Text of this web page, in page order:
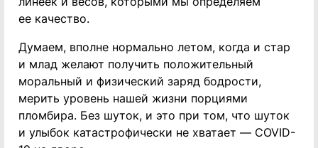
ее качество.
Думаем, вполне нормально летом, когда и стар
и млад желают получить положительный
моральный и физический заряд бодрости,
мерить уровень нашей жизни порциями
пломбира. Без шуток, и это при том, что шуток
и улыбок катастрофически не хватает — COVID-